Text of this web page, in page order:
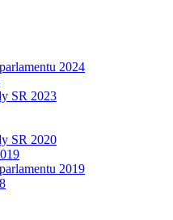
2024
SR 2023
SR 2020
2019